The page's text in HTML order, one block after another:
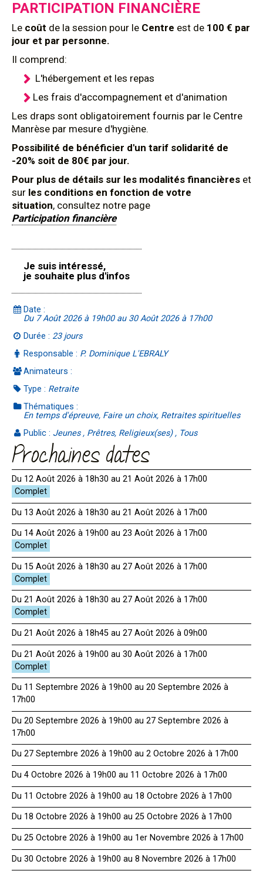
PARTICIPATION FINANCIÈRE
Le coût de la session pour le Centre est de 100 € par
jour et par personne.
Il comprend:
L'hébergement et les repas
Les frais d'accompagnement et d'animation
Les draps sont obligatoirement fournis par le Centre
Manrèse par mesure d'hygiène.
Possibilité de bénéficier d'un tarif solidarité de
-20% soit de 80€ par jour.
Pour plus de détails sur les modalités financières et
sur les conditions en fonction de votre
situation, consultez notre page
Participation financière
Je suis intéressé,
je souhaite plus d'infos
Date :
Du 7 Août 2026 à 19h00 au 30 Août 2026 à 17h00
Durée : 23 jours
Responsable : P. Dominique L'EBRALY
Animateurs :
Type : Retraite
Thématiques :
En temps d'épreuve, Faire un choix, Retraites spirituelles
Public : Jeunes , Prêtres, Religieux(ses) , Tous
Prochaines dates
Du 12 Août 2026 à 18h30 au 21 Août 2026 à 17h00
Du 13 Août 2026 à 18h30 au 21 Août 2026 à 17h00
Du 14 Août 2026 à 19h00 au 23 Août 2026 à 17h00
Du 15 Août 2026 à 18h30 au 27 Août 2026 à 17h00
Du 21 Août 2026 à 18h30 au 27 Août 2026 à 17h00
Du 21 Août 2026 à 18h45 au 27 Août 2026 à 09h00
Du 21 Août 2026 à 19h00 au 30 Août 2026 à 17h00
Du 11 Septembre 2026 à 19h00 au 20 Septembre 2026 à
17h00
Du 20 Septembre 2026 à 19h00 au 27 Septembre 2026 à
17h00
Du 27 Septembre 2026 à 19h00 au 2 Octobre 2026 à 17h00
Du 4 Octobre 2026 à 19h00 au 11 Octobre 2026 à 17h00
Du 11 Octobre 2026 à 19h00 au 18 Octobre 2026 à 17h00
Du 18 Octobre 2026 à 19h00 au 25 Octobre 2026 à 17h00
Du 25 Octobre 2026 à 19h00 au 1er Novembre 2026 à 17h00
Du 30 Octobre 2026 à 19h00 au 8 Novembre 2026 à 17h00